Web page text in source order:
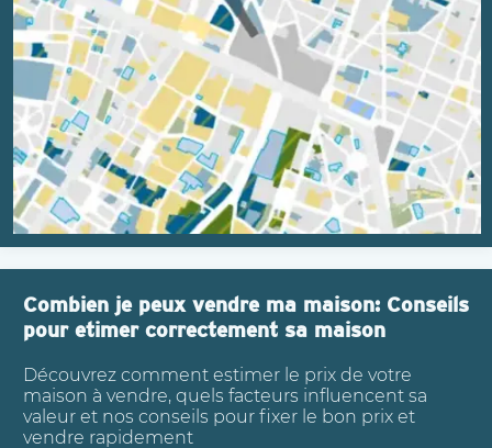
Combien je peux vendre ma maison: Conseils
pour etimer correctement sa maison
Découvrez comment estimer le prix de votre
maison à vendre, quels facteurs influencent sa
valeur et nos conseils pour fixer le bon prix et
vendre rapidement